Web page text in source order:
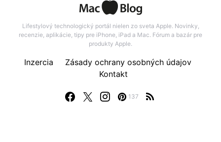
Lifestylový technologický portál nielen zo sveta Apple. Novinky,
recenzie, aplikácie, tipy pre iPhone, iPad a Mac. Fórum a bazár pre
produkty Apple.
137
Inzercia
Zásady ochrany osobných údajov
Kontakt